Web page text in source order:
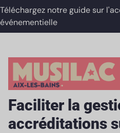
Téléchargez notre guide sur
événementielle
Faciliter la
accréditations